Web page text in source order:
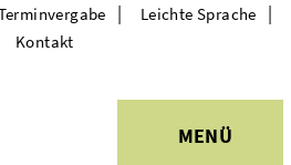
MENÜ
| Leichte Sprache |
Kontakt